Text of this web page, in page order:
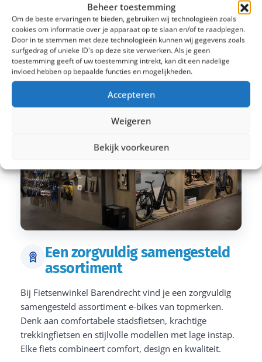
Beheer toestemming
Om de beste ervaringen te bieden, gebruiken wij technologieën zoals
cookies om informatie over je apparaat op te slaan en/of te raadplegen.
Door in te stemmen met deze technologieën kunnen wij gegevens zoals
surfgedrag of unieke ID's op deze site verwerken. Als je geen
toestemming geeft of uw toestemming intrekt, kan dit een nadelige
invloed hebben op bepaalde functies en mogelijkheden.
Accepteren
Weigeren
Bekijk voorkeuren
Een zorgvuldig samengesteld
assortiment
Bij Fietsenwinkel Barendrecht vind je een zorgvuldig
samengesteld assortiment e-bikes van topmerken.
Denk aan comfortabele stadsfietsen, krachtige
trekkingfietsen en stijlvolle modellen met lage instap.
Elke fiets combineert comfort, design en kwaliteit.